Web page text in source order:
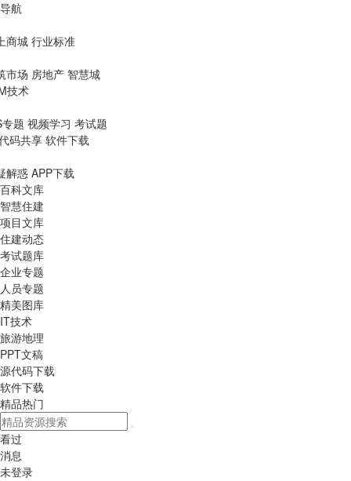
导航
商城 行业标准
市场 房地产 智慧城
技术
题 视频学习 考试题
码共享 软件下载
解惑 APP下载
百科文库
智慧住建
项目文库
住建动态
考试题库
企业专题
人员专题
精美图库
IT技术
旅游地理
PPT文稿
源代码下载
软件下载
精品热门
看过
消息
未登录